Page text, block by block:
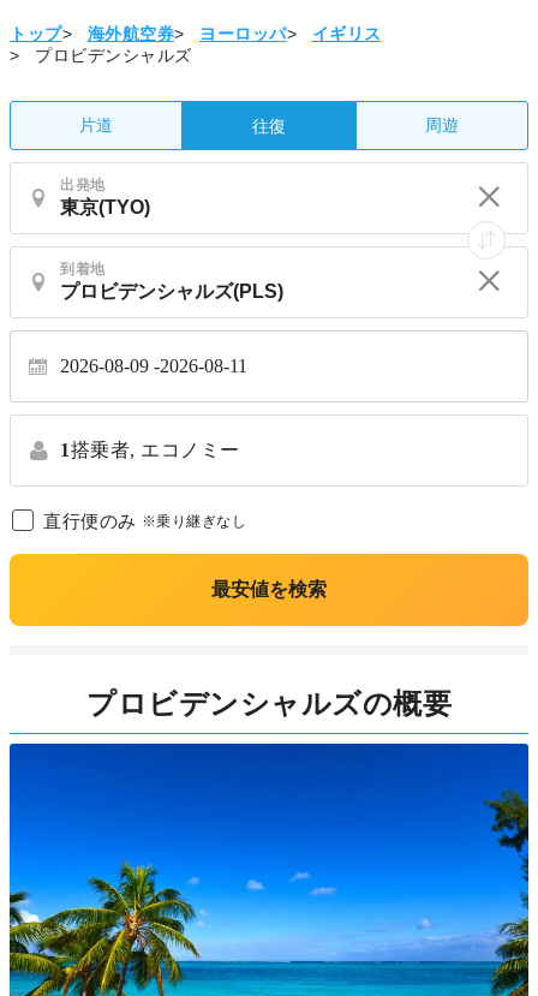
トップ> 海外航空券> ヨーロッパ>
イギリス
>
プロビデンシャルズ
片道 往復 周遊
出発地
到着地
2026-08-09 2026-08-11
1搭乗者, エコノミー
直行便のみ ※乗り継ぎなし
最安値を検索
プロビデンシャルズの概要